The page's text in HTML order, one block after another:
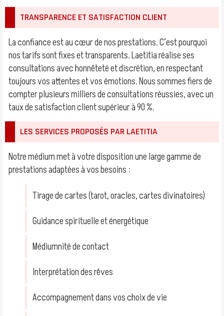
TRANSPARENCE ET SATISFACTION CLIENT
La confiance est au cœur de nos prestations. C’est pourquoi
nos tarifs sont fixes et transparents. Laetitia réalise ses
consultations avec honnêteté et discrétion, en respectant
toujours vos attentes et vos émotions. Nous sommes fiers de
compter plusieurs milliers de consultations réussies, avec un
taux de satisfaction client supérieur à 90 %.
LES SERVICES PROPOSÉS PAR LAETITIA
Notre médium met à votre disposition une large gamme de
prestations adaptées à vos besoins :
Tirage de cartes (tarot, oracles, cartes divinatoires)
Guidance spirituelle et énergétique
Médiumnité de contact
Interprétation des rêves
Accompagnement dans vos choix de vie